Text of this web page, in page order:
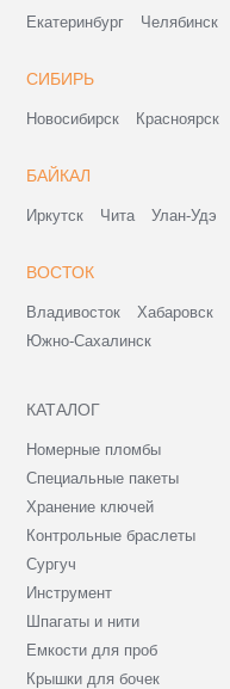
Екатеринбург Челябинск
СИБИРЬ
Новосибирск Красноярск
БАЙКАЛ
Иркутск Чита Улан-Удэ
ВОСТОК
Владивосток Хабаровск
Южно-Сахалинск
КАТАЛОГ
Номерные пломбы
Специальные пакеты
Хранение ключей
Контрольные браслеты
Сургуч
Инструмент
Шпагаты и нити
Емкости для проб
Крышки для бочек